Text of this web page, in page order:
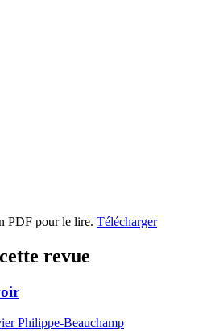
PDF pour le lire. Télécharger
revue
Philippe-Beauchamp